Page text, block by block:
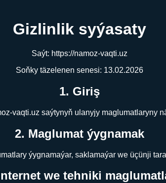
Gizlinlik syýasaty
Saýt: https://namoz-vaqti.uz
Soňky täzelenen senesi: 13.02.2026
1. Giriş
vaqti.uz saýtynyň ulanyjy maglumatlaryny
2. Maglumat ýygnamak
ýygnamaýar, saklamaýar we üçünji
we tehniki